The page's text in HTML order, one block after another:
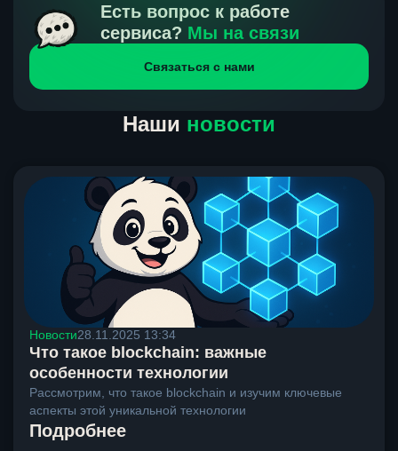
получения нами средств от тебя, а на другой части
направлений курс, указанный на сайте, является
окончательным. Если сомневаешься, напиши в онлайн-
чат на сайте, мы поможем разобраться.
Есть вопрос к работе
сервиса? Мы на связи
Связаться с нами
Наши новости
Новости28.11.2025 13:34
Что такое blockchain: важные
особенности технологии
Рассмотрим, что такое blockchain и изучим ключевые
аспекты этой уникальной технологии
Подробнее